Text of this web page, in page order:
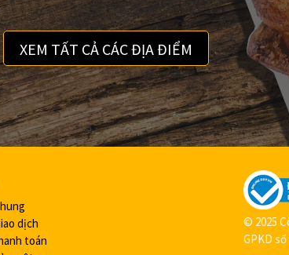
XEM TẤT CẢ CÁC ĐỊA ĐIỂM
dịch
toán
© 2025
GPKD